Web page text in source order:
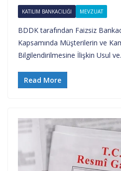
KATILIM BANKACILIĞI MEVZUAT
BDDK tarafından Faizsiz
Kapsamında Müşterilerin ve
Bilgilendirilmesine İlişkin Usul
Read More